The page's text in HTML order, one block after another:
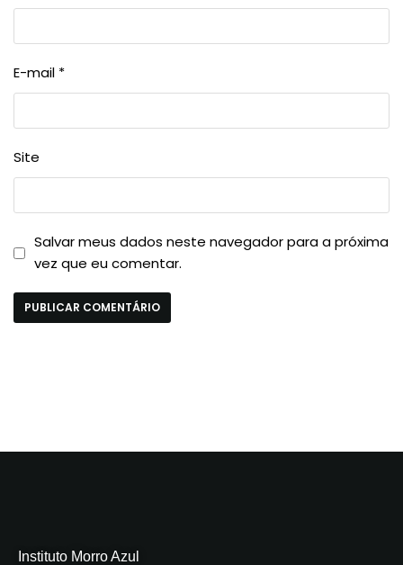
E-mail *
Site
Salvar meus dados neste navegador para a próxima
vez que eu comentar.
Instituto Morro Azul